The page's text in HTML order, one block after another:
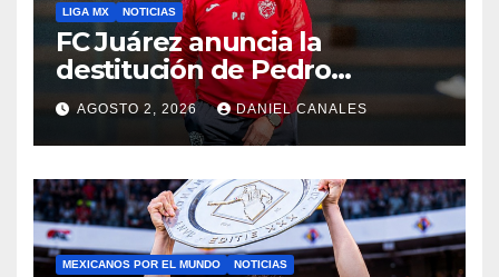
LIGA MX NOTICIAS
FC Juárez anuncia la
destitución de Pedro
Caixinha
AGOSTO 2, 2026 DANIEL CANALES
MEXICANOS POR EL MUNDO NOTICIAS